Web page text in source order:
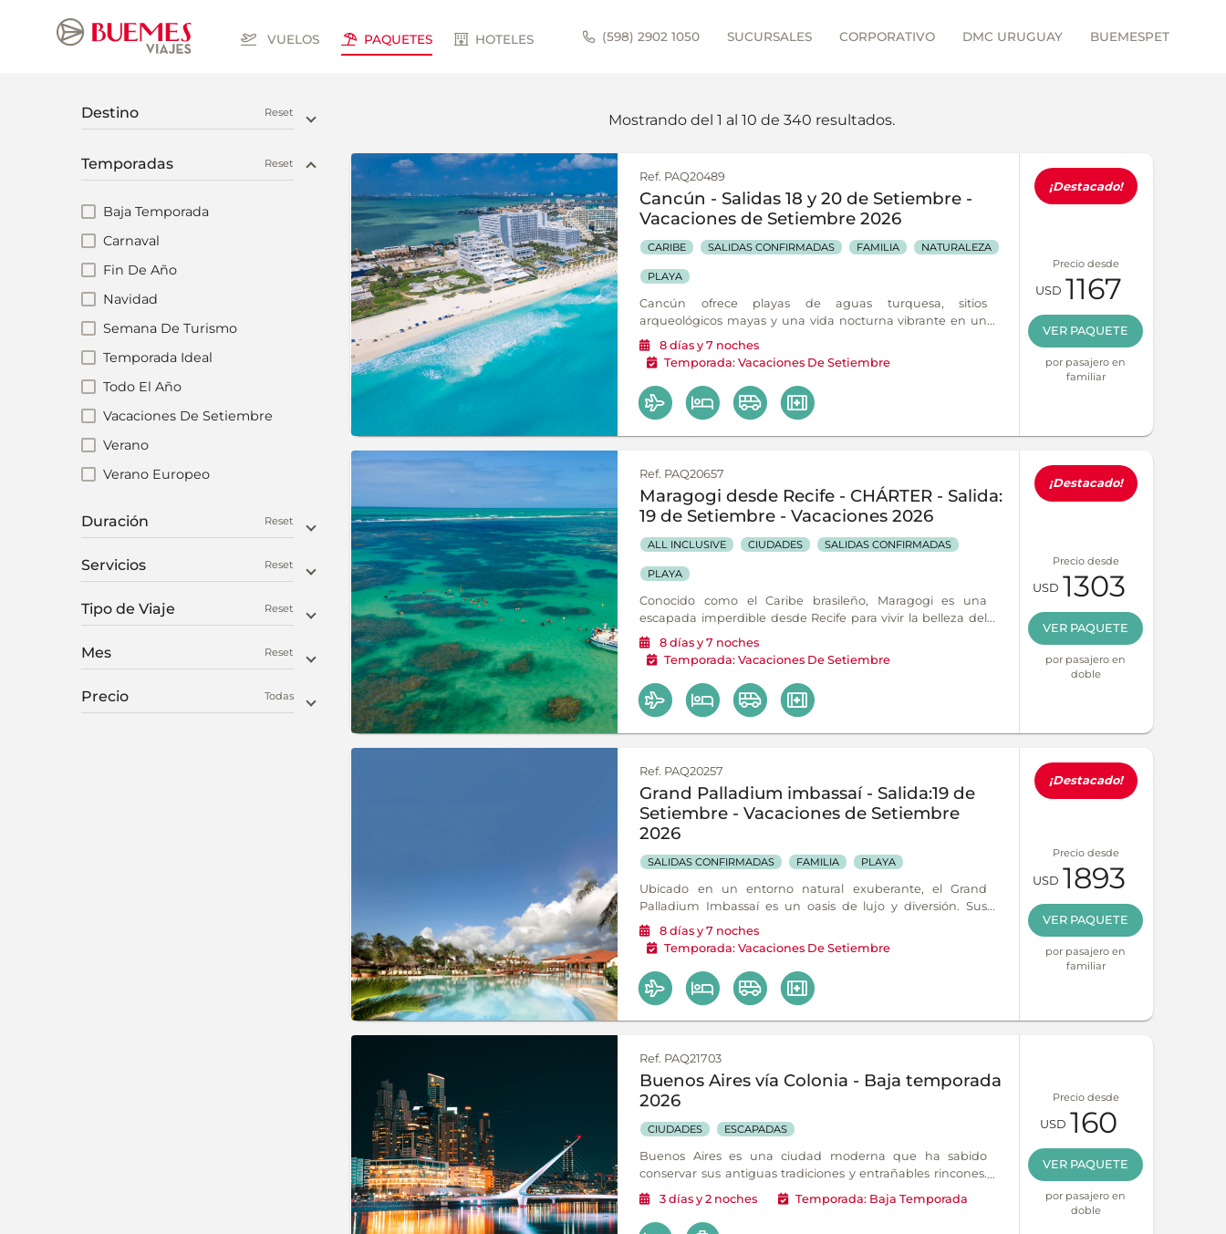
VUELOS PAQUETES HOTELES (598) 2902 1050 SUCURSALES CORPORATIVO DMC URUGUAY BUEMESPET
Destino Reset
Temporadas Reset
Baja Temporada
Carnaval
Fin De Año
Navidad
Semana De Turismo
Temporada Ideal
Todo El Año
Vacaciones De Setiembre
Verano
Verano Europeo
Duración Reset
Servicios Reset
Tipo de Viaje Reset
Mes Reset
Precio Todas
Mostrando del 1 al 10 de 340 resultados.
Ref. PAQ20489
Cancún - Salidas 18 y 20 de Setiembre -
Vacaciones de Setiembre 2026
CARIBE SALIDAS CONFIRMADAS FAMILIA NATURALEZA
PLAYA
Cancún ofrece playas de aguas turquesa, sitios
arqueológicos mayas y una vida nocturna vibrante en un
entorno ideal para combinar cultura y relax.
8días y 7 noches
Temporada: Vacaciones De Setiembre
¡Destacado!
Precio desde
USD 1167
VER PAQUETE
por pasajero en
familiar
Ref. PAQ20657
Maragogi desde Recife - CHÁRTER - Salida:
19 de Setiembre - Vacaciones 2026
ALL INCLUSIVE CIUDADES SALIDAS CONFIRMADAS
PLAYA
Conocido como el Caribe brasileño, Maragogi es una
escapada imperdible desde Recife para vivir la belleza del
litoral alagoano en su máximo esplendor.
8días y 7 noches
Temporada: Vacaciones De Setiembre
¡Destacado!
Precio desde
USD 1303
VER PAQUETE
por pasajero en
doble
Ref. PAQ20257
Grand Palladium imbassaí - Salida:19 de
Setiembre - Vacaciones de Setiembre
2026
SALIDAS CONFIRMADAS FAMILIA PLAYA
Ubicado en un entorno natural exuberante, el Grand
Palladium Imbassaí es un oasis de lujo y diversión. Sus
amplias piscinas y acceso a una playa paradisíaca
garantizan unas vacaciones perfectas.
8días y 7 noches
Temporada: Vacaciones De Setiembre
¡Destacado!
Precio desde
USD 1893
VER PAQUETE
por pasajero en
familiar
Ref. PAQ21703
Buenos Aires vía Colonia - Baja temporada
2026
CIUDADES ESCAPADAS
Buenos Aires es una ciudad moderna que ha sabido
conservar sus antiguas tradiciones y entrañables rincones.
Como en tangos de Gardel, es una ciudad apasionada y
apasionante, un destino alegre y colorido, donde siempre
hay que ver, hacer o saborear.
3días y 2 noches Temporada: Baja Temporada
Precio desde
USD 160
VER PAQUETE
por pasajero en
doble